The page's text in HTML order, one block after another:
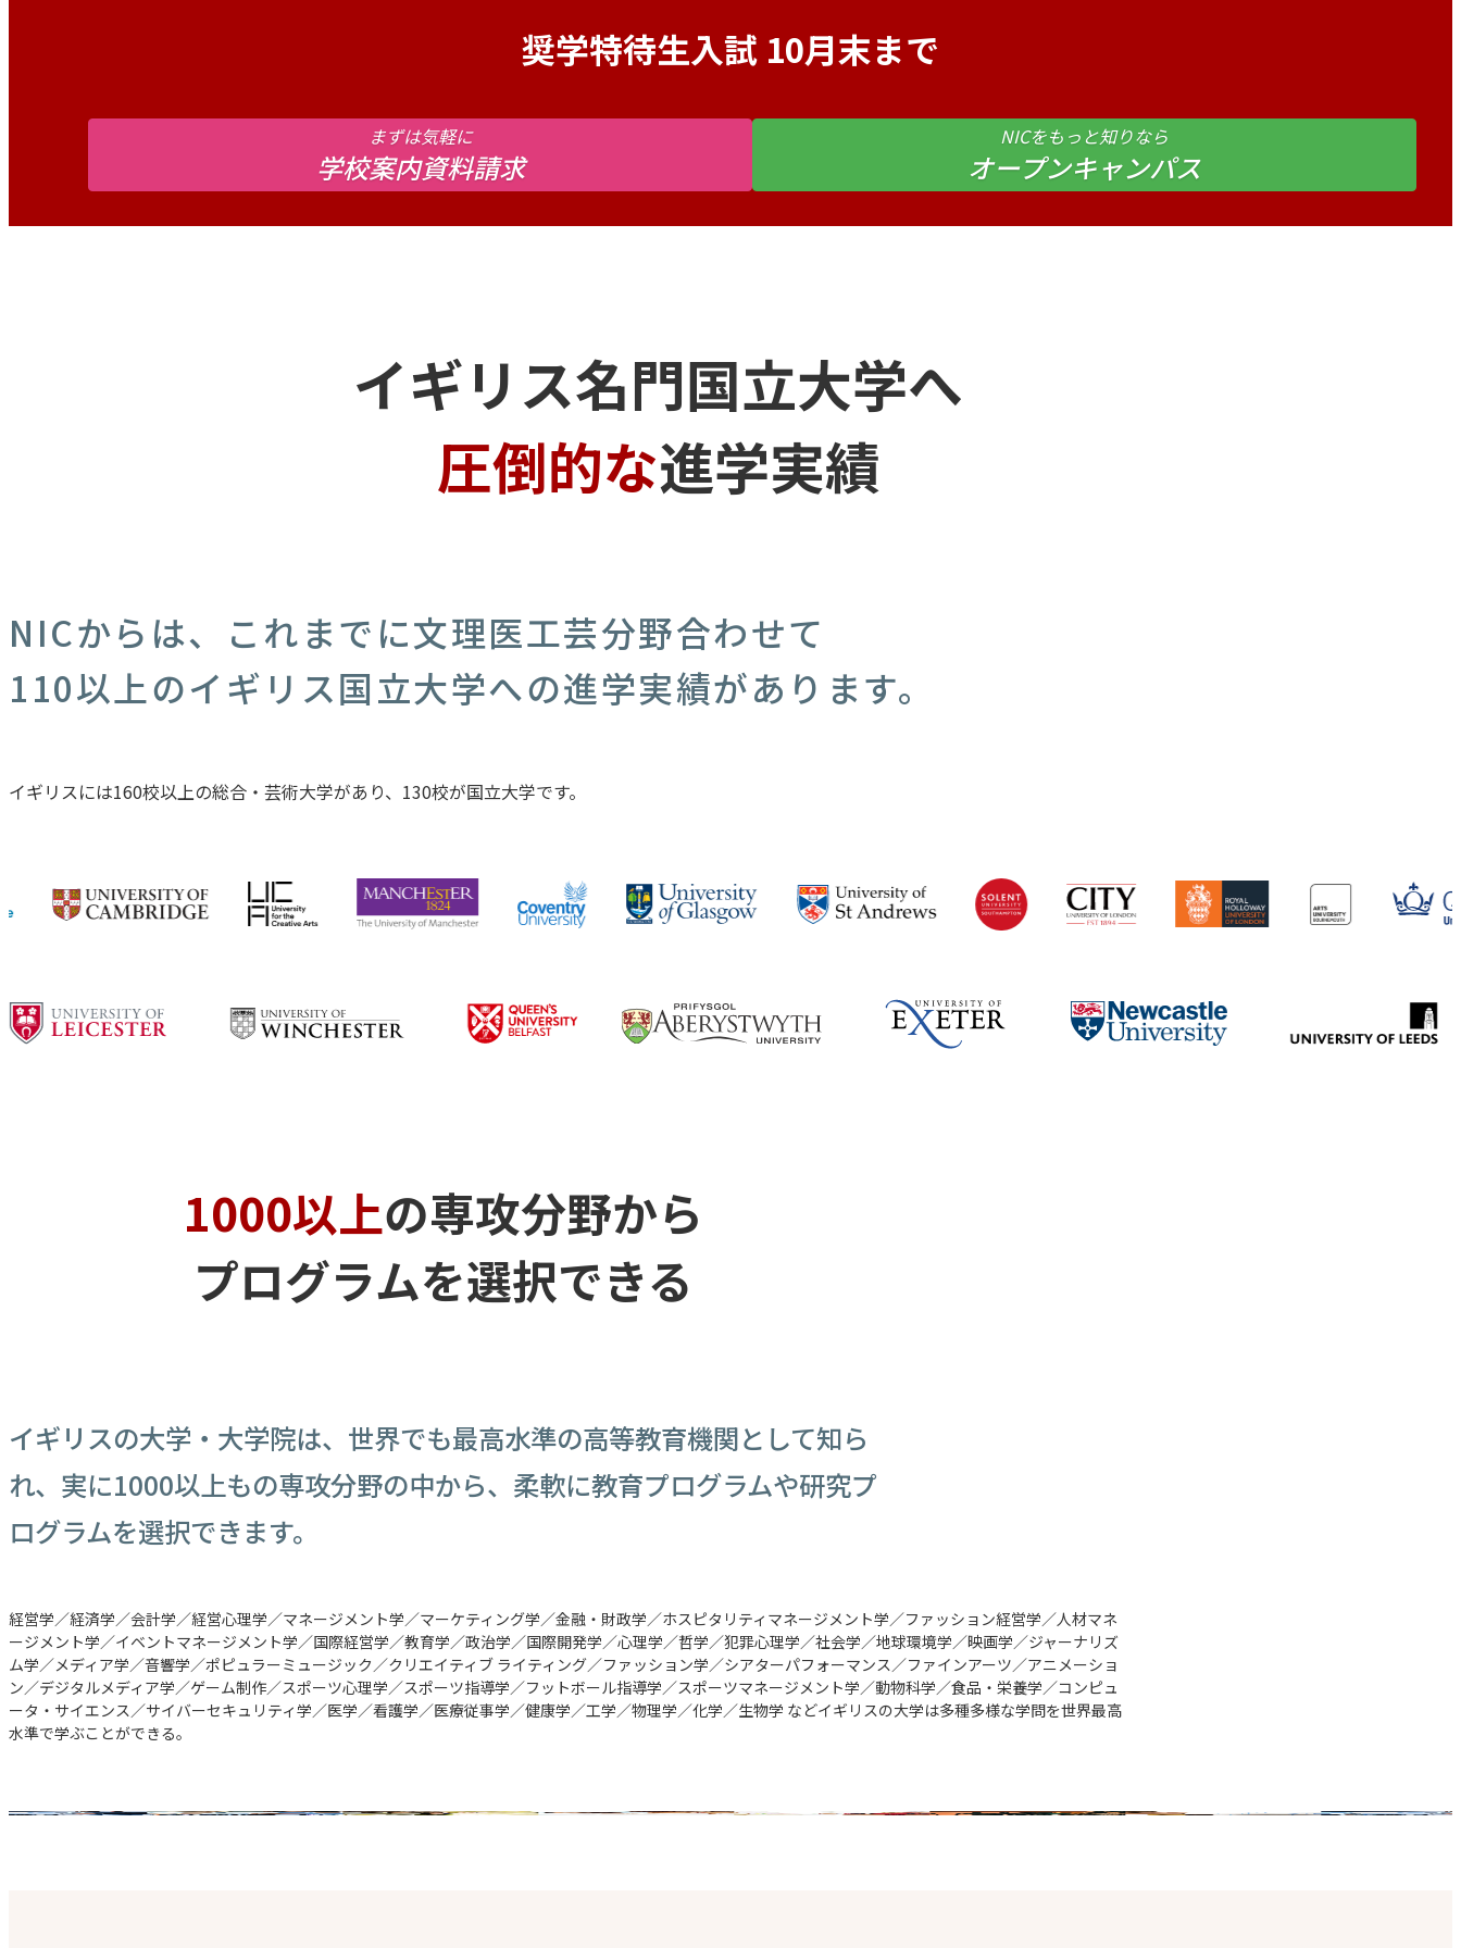
奨学特待生入試 10月末まで
まずは気軽に
学校案内資料請求
NICをもっと知りなら
オープンキャンパス
イギリス名門国立大学へ
圧倒的な進学実績
NICからは、これまでに文理医工芸分野合わせて
110以上のイギリス国立大学への進学実績があります。
イギリスには160校以上の総合・芸術大学があり、130校が国立大学です。
1000以上の専攻分野から
プログラムを選択できる
イギリスの大学・大学院は、世界でも最高水準の高等教育機関として知ら
れ、実に1000以上もの専攻分野の中から、柔軟に教育プログラムや研究プ
ログラムを選択できます。
経営学／経済学／会計学／経営心理学／マネージメント学／マーケティング学／金融・財政学／ホスピタリティマネージメント学／ファッション経営学／人材マネ
ージメント学／イベントマネージメント学／国際経営学／教育学／政治学／国際開発学／心理学／哲学／犯罪心理学／社会学／地球環境学／映画学／ジャーナリズ
ム学／メディア学／音響学／ポピュラーミュージック／クリエイティブ ライティング／ファッション学／シアターパフォーマンス／ファインアーツ／アニメーショ
ン／デジタルメディア学／ゲーム制作／スポーツ心理学／スポーツ指導学／フットボール指導学／スポーツマネージメント学／動物科学／食品・栄養学／コンピュ
ータ・サイエンス／サイバーセキュリティ学／医学／看護学／医療従事学／健康学／工学／物理学／化学／生物学 などイギリスの大学は多種多様な学問を世界最高
水準で学ぶことができる。